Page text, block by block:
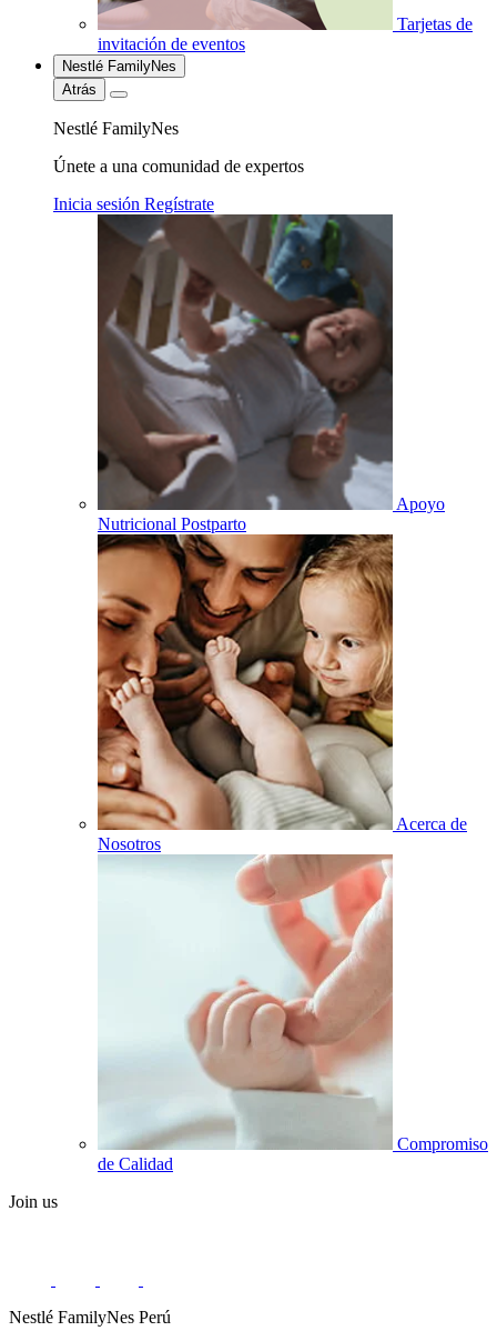
Tarjetas de
invitación de eventos
Nestlé FamilyNes
Atrás
Nestlé FamilyNes
Únete a una comunidad de expertos
Inicia sesión Regístrate
Apoyo
Nutricional Postparto
Acerca de
Nosotros
Compromiso
de Calidad
Join us
Nestlé FamilyNes Perú